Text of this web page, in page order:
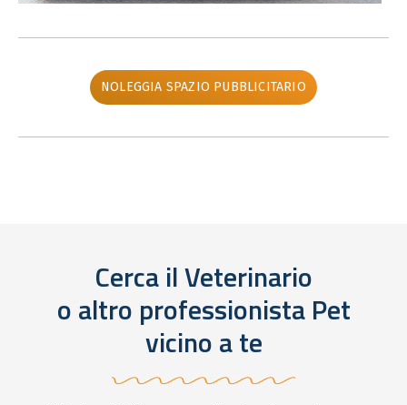
NOLEGGIA SPAZIO PUBBLICITARIO
Cerca il Veterinario
o altro professionista Pet
vicino a te